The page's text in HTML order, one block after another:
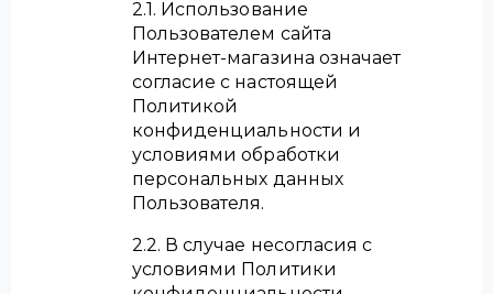
2.1. Использование
Пользователем сайта
Интернет-магазина означает
согласие с настоящей
Политикой
конфиденциальности и
условиями обработки
персональных данных
Пользователя.
2.2. В случае несогласия с
условиями Политики